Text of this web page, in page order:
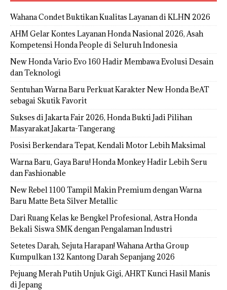
Wahana Condet Buktikan Kualitas Layanan di KLHN 2026
AHM Gelar Kontes Layanan Honda Nasional 2026, Asah
Kompetensi Honda People di Seluruh Indonesia
New Honda Vario Evo 160 Hadir Membawa Evolusi Desain
dan Teknologi
Sentuhan Warna Baru Perkuat Karakter New Honda BeAT
sebagai Skutik Favorit
Sukses di Jakarta Fair 2026, Honda Bukti Jadi Pilihan
Masyarakat Jakarta-Tangerang
Posisi Berkendara Tepat, Kendali Motor Lebih Maksimal
Warna Baru, Gaya Baru! Honda Monkey Hadir Lebih Seru
dan Fashionable
New Rebel 1100 Tampil Makin Premium dengan Warna
Baru Matte Beta Silver Metallic
Dari Ruang Kelas ke Bengkel Profesional, Astra Honda
Bekali Siswa SMK dengan Pengalaman Industri
Setetes Darah, Sejuta Harapan! Wahana Artha Group
Kumpulkan 132 Kantong Darah Sepanjang 2026
Pejuang Merah Putih Unjuk Gigi, AHRT Kunci Hasil Manis
di Jepang